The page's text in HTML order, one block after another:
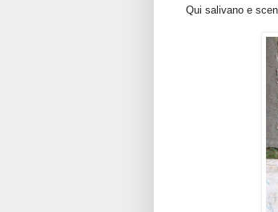
Qui salivano e